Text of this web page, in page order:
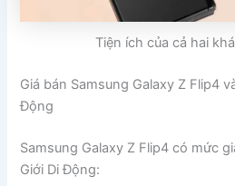
Tiện ích của cả hai
Giá bán Samsung Galaxy Z Flip4
Động
Samsung Galaxy Z Flip4 có mức
Giới Di Động: